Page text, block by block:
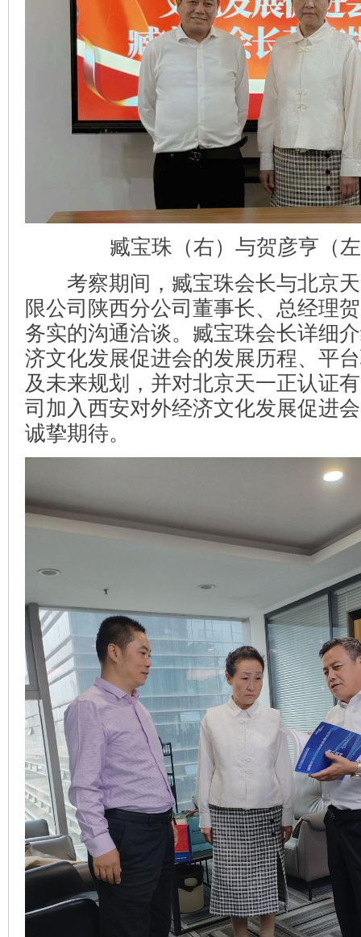
臧宝珠（右）与贺彦亨（
考察期间，臧宝珠会长与北京天
限公司陕西分公司董事长、总经理
务实的沟通洽谈。臧宝珠会长详细
济文化发展促进会的发展历程、平
及未来规划，并对北京天一正认证
司加入西安对外经济文化发展促进
诚挚期待。